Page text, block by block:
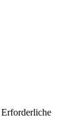
Erforderliche